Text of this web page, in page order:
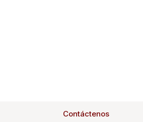
Contáctenos